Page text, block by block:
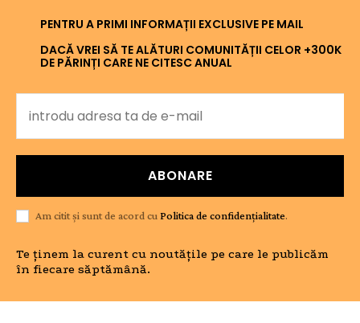
PENTRU A PRIMI INFORMAȚII EXCLUSIVE PE MAIL
DACĂ VREI SĂ TE ALĂTURI COMUNITĂȚII CELOR +300K
DE PĂRINȚI CARE NE CITESC ANUAL
ABONARE
Am citit și sunt de acord cu Politica de confidențialitate.
Te ținem la curent cu noutățile pe care le publicăm
în fiecare săptămână.